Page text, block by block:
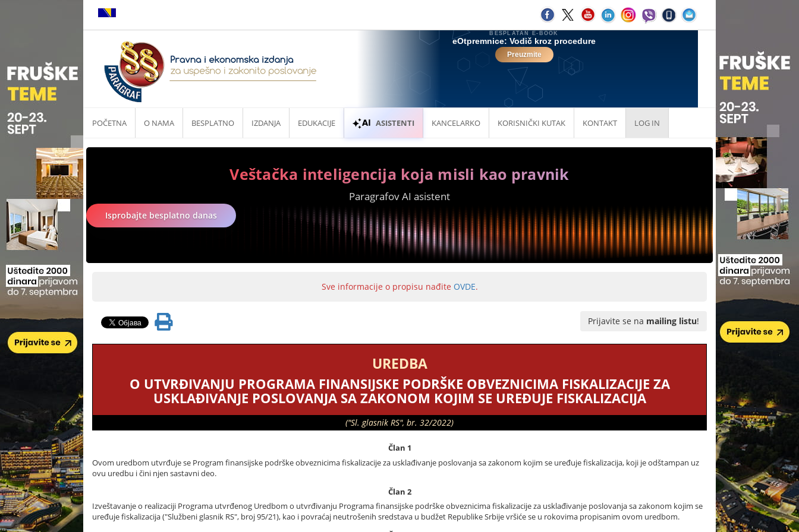
POČETNA O NAMA BESPLATNO IZDANJA EDUKACIJE ASISTENTI KANCELARKO KORISNIČKI KUTAK KONTAKT LOG IN
Veštačka inteligencija koja misli kao pravnik
Paragrafov AI asistent
Isprobajte besplatno danas
Sve informacije o propisu nađite OVDE.
Prijavite se na mailing listu!
UREDBA
O UTVRĐIVANJU PROGRAMA FINANSIJSKE PODRŠKE OBVEZNICIMA FISKALIZACIJE ZA
USKLAĐIVANJE POSLOVANJA SA ZAKONOM KOJIM SE UREĐUJE FISKALIZACIJA
("Sl. glasnik RS", br. 32/2022)
Član 1
Ovom uredbom utvrđuje se Program finansijske podrške obveznicima fiskalizacije za usklađivanje poslovanja sa zakonom kojim se uređuje fiskalizacija, koji je odštampan uz
ovu uredbu i čini njen sastavni deo.
Član 2
Izveštavanje o realizaciji Programa utvrđenog Uredbom o utvrđivanju Programa finansijske podrške obveznicima fiskalizacije za usklađivanje poslovanja sa zakonom kojim se
uređuje fiskalizacija ("Službeni glasnik RS", broj 95/21), kao i povraćaj neutrošenih sredstava u budžet Republike Srbije vršiće se u rokovima propisanim ovom uredbom.